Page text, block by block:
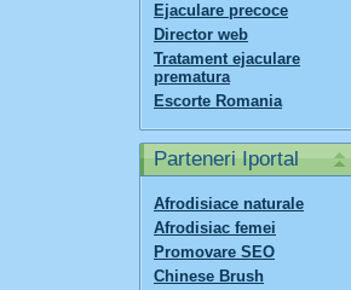
Ejaculare precoce
Director web
Tratament ejaculare
prematura
Escorte Romania
Parteneri Iportal
Afrodisiace naturale
Afrodisiac femei
Promovare SEO
Chinese Brush